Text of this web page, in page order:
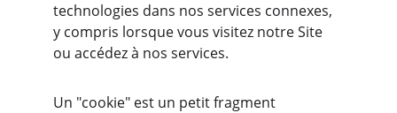
technologies dans nos services connexes,
y compris lorsque vous visitez notre Site
ou accédez à nos services.
Un "cookie" est un petit fragment